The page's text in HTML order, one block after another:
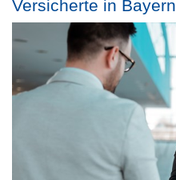
Versicherte in Bayern